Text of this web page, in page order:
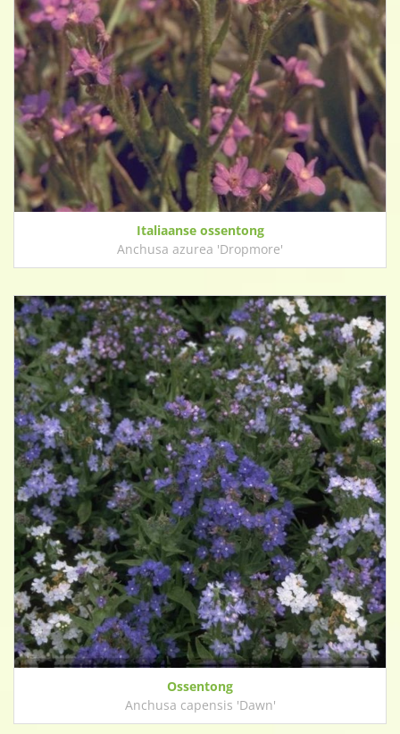
Italiaanse ossentong
Anchusa azurea 'Dropmore'
Ossentong
Anchusa capensis 'Dawn'